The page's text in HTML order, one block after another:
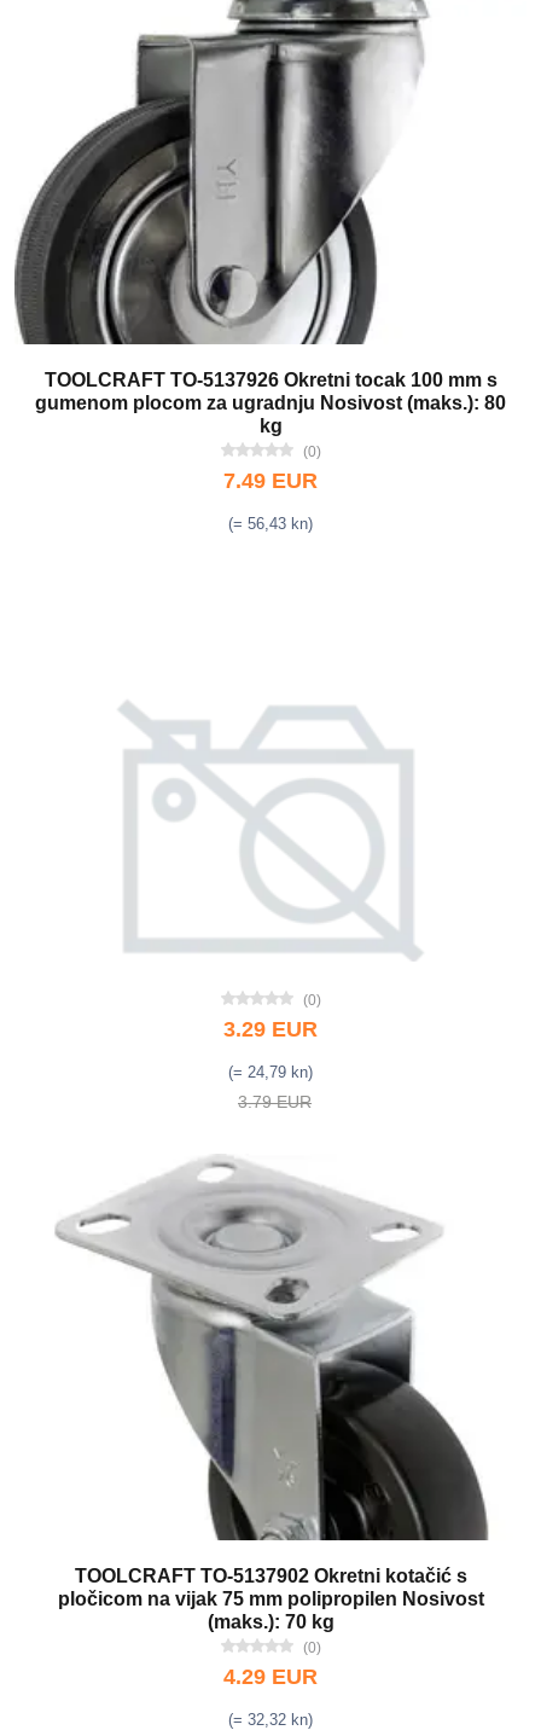
TOOLCRAFT TO-5137926 Okretni tocak 100 mm s
gumenom plocom za ugradnju Nosivost (maks.): 80
kg
(0)
7.49 EUR
(= 56,43 kn)
(0)
3.29 EUR
(= 24,79 kn)
3.79 EUR
TOOLCRAFT TO-5137902 Okretni kotačić s
pločicom na vijak 75 mm polipropilen Nosivost
(maks.): 70 kg
(0)
4.29 EUR
(= 32,32 kn)